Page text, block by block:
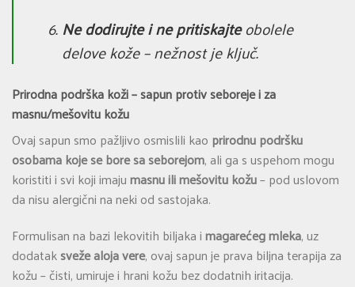
Ne dodirujte i ne pritiskajteobolele
delove kože – nežnost je ključ.
Prirodna podrška koži – sapun protiv seboreje i za
masnu/mešovitu kožu
Ovaj sapun smo pažljivo osmislili kao prirodnu podršku
osobama koje se bore sa seborejom, ali ga s uspehom mogu
koristiti i svi koji imajumasnu ili mešovitu kožu– pod uslovom
da nisu alergični na neki od sastojaka.
Formulisan na bazi lekovitih biljaka imagarećeg mleka, uz
dodataksveže aloja vere, ovaj sapun je prava biljna terapija za
kožu – čisti, umiruje i hrani kožu bez dodatnih iritacija.